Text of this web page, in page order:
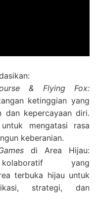
& Flying Fox:
ketinggian yang
dan kepercayaan diri.
mengatasi rasa
keberanian.
di Area Hijau:
yang
terbuka hijau untuk
strategi, dan